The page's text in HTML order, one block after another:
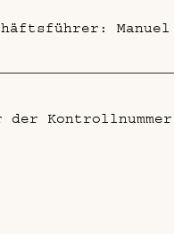
Kontrollnummer